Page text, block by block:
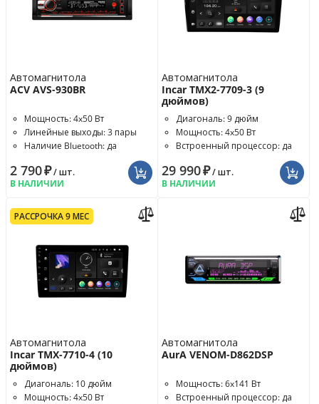
Автомагнитола
ACV AVS-930BR
Мощность: 4x50 Вт
Линейные выходы: 3 пары
Наличие Bluetooth: да
2 790₽/ шт.
В НАЛИЧИИ
Автомагнитола
Incar TMX2-7709-3 (9
дюймов)
Диагональ: 9 дюйм
Мощность: 4x50 Вт
Встроенный процессор: да
29 990₽/ шт.
В НАЛИЧИИ
РАССРОЧКА 9 МЕС
Автомагнитола
Incar TMX-7710-4 (10
дюймов)
Диагональ: 10 дюйм
Мощность: 4x50 Вт
Автомагнитола
AurA VENOM-D862DSP
Мощность: 6x141 Вт
Встроенный процессор: да